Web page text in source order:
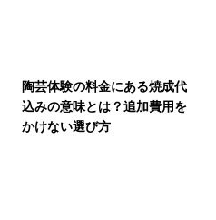
陶芸体験の料金にある焼成代
込みの意味とは？追加費用を
かけない選び方